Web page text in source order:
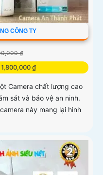
CÔNG TY
₫
₫
Camera chất lượng cao
sát và bảo vệ an ninh.
này mang lại hình